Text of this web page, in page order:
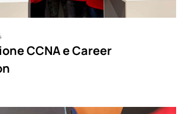
CCNA e Career